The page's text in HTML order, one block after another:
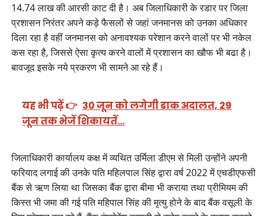
14.74 लाख की आरसी काट दी है। अब जिलाधिकारी के रडार पर जिला
प्रशासन निरंतर अपने कड़े फैसलों से जहां जनमानस को उनका अधिकार
दिला रहा है वहीं जनमानस को अनावश्यक परेशान करने वालों पर भी नकेल
कस रहा है, जिससे ऐसा कृत्य करने वालों में प्रशासन का खौफ भी बढा है।
बावजूद इसके नये प्रकरण भी सामने आ रहे हैं।
यह भी पढ़ें 👉 30 जून को लगेगी डाक अदालत, 29
जून तक भेजें शिकायतें…
जिलाधिकारी कार्यालय कक्ष में व्यथित उर्मिला डीएम से मिली उन्होंने अपनी
फरियाद लगाई की उनके पति महिलपाल सिंह द्वारा वर्ष 2022 में एचडीएफसी
बैंक से ऋण लिया था जिसका बैंक द्वारा बीमा भी कराया तथा प्रीमियम की
किस्त भी जमा की गई पति महिपाल सिंह की मृत्यु होने के बाद बैंक वसूली के